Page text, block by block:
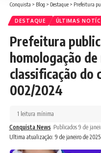
Conquista > Blog > Destaque > Prefeitura publica
DESTAQUE ÚLTIMAS
Prefeitura
homologação
classificação do
002/2024
Ultima atualização: 9 de janeiro de
Conquista News Publicados 9 de
1 leitura mínima